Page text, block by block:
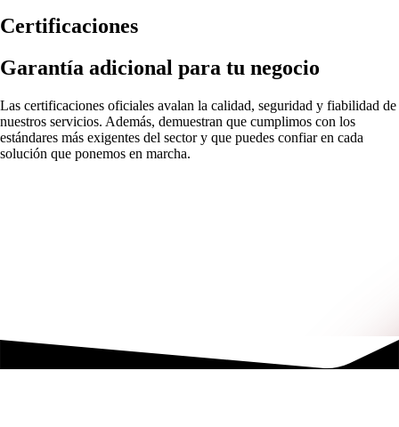
Certificaciones
Garantía adicional para tu negocio
Las certificaciones oficiales avalan la calidad, seguridad y fiabilidad de
nuestros servicios. Además, demuestran que cumplimos con los
estándares más exigentes del sector y que puedes confiar en cada
solución que ponemos en marcha.